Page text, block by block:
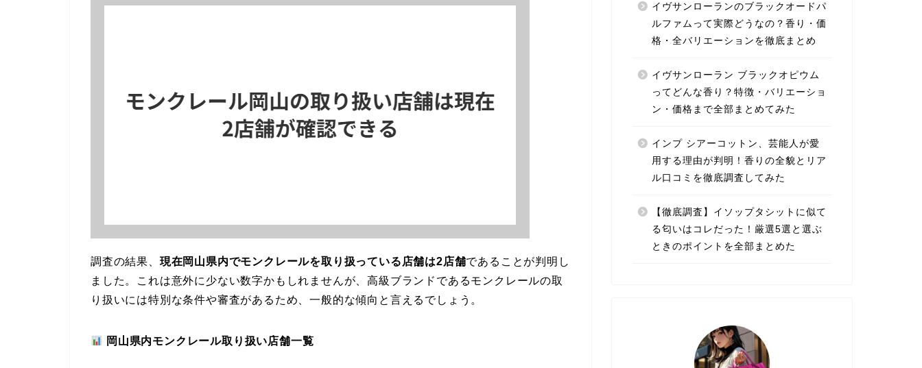
調査の結果、 現在岡山県内でモンクレールを取り扱っている店舗は2店舗であることが判明し
ました。これは意外に少ない数字かもしれませんが、高級ブランドであるモンクレールの取
り扱いには特別な条件や審査があるため、一般的な傾向と言えるでしょう。
岡山県内モンクレール取り扱い店舗一覧
イヴサンローランのブラックオードパ
ルファムって実際どうなの？香り・価
格・全バリエーションを徹底まとめ
イヴサンローラン ブラックオピウム
ってどんな香り？特徴・バリエーショ
ン・価格まで全部まとめてみた
インプ シアーコットン、芸能人が愛
用する理由が判明！香りの全貌とリア
ル口コミを徹底調査してみた
【徹底調査】イソップタシットに似て
る匂いはコレだった！厳選5選と選ぶ
ときのポイントを全部まとめた